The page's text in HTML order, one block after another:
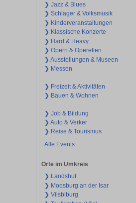
❯ Jazz & Blues
❯ Schlager & Volksmusik
❯ Kinderveranstaltungen
❯ Klassische Konzerte
❯ Hard & Heavy
❯ Opern & Operetten
❯ Ausstellungen & Museen
❯ Messen
❯ Freizeit & Aktivitäten
❯ Bauen & Wohnen
❯ Job & Bildung
❯ Auto & Verker
❯ Reise & Tourismus
Alle Events
Orte im Umkreis
❯ Landshut
❯ Moosburg an der Isar
❯ Vilsbiburg